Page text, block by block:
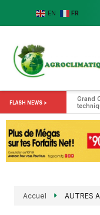
EN FR
FLASH NEWS >
Grand
Accuel AUTRES